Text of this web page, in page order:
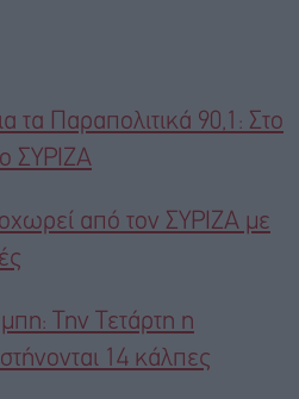
τα Παραπολιτικά 90,1: Στο
ΣΥΡΙΖΑ
από τον ΣΥΡΙΖΑ με
Την Τετάρτη η
14 κάλπες